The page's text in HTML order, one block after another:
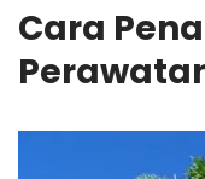
Cara